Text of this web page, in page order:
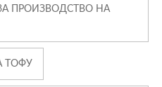
ПРОИЗВОДСТВО НА
ТОФУ